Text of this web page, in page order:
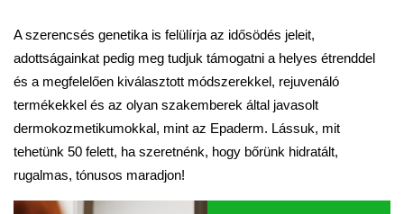
A szerencsés genetika is felülírja az idősödés jeleit,
adottságainkat pedig meg tudjuk támogatni a helyes étrenddel
és a megfelelően kiválasztott módszerekkel, rejuvenáló
termékekkel és az olyan szakemberek által javasolt
dermokozmetikumokkal, mint az Epaderm. Lássuk, mit
tehetünk 50 felett, ha szeretnénk, hogy bőrünk hidratált,
rugalmas, tónusos maradjon!